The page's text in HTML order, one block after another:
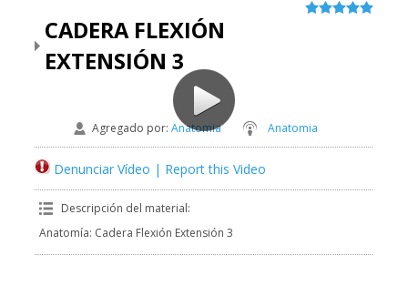
CADERA FLEXIÓN
EXTENSIÓN 3
Agregado por: Anatomia Anatomia
Denunciar Vídeo | Report this Video
Descripción del material:
Anatomía: Cadera Flexión Extensión 3